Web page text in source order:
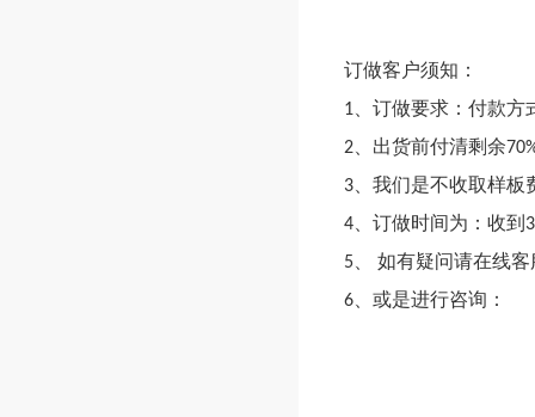
订做客户须知：
1、订做要求：付款方
2、出货前付清剩余
3、我们是不收取样板
4、订做时间为：收到
5、
如有疑问请在线客
6、或是进行咨询：